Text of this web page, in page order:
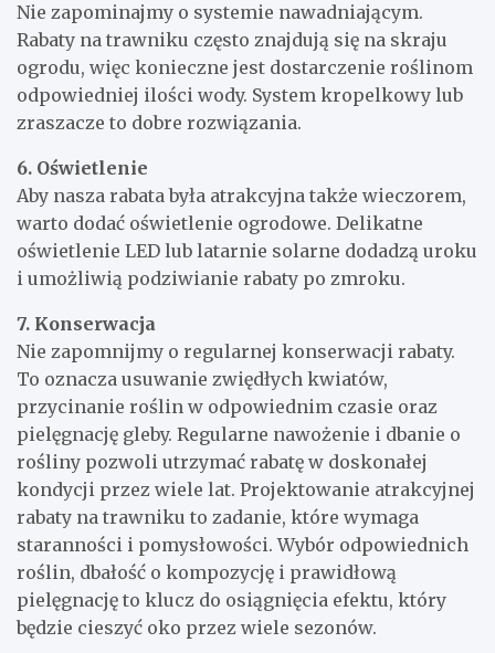
Nie zapominajmy o systemie nawadniającym.
Rabaty na trawniku często znajdują się na skraju
ogrodu, więc konieczne jest dostarczenie roślinom
odpowiedniej ilości wody. System kropelkowy lub
zraszacze to dobre rozwiązania.
6. Oświetlenie
Aby nasza rabata była atrakcyjna także wieczorem,
warto dodać oświetlenie ogrodowe. Delikatne
oświetlenie LED lub latarnie solarne dodadzą uroku
i umożliwią podziwianie rabaty po zmroku.
7. Konserwacja
Nie zapomnijmy o regularnej konserwacji rabaty.
To oznacza usuwanie zwiędłych kwiatów,
przycinanie roślin w odpowiednim czasie oraz
pielęgnację gleby. Regularne nawożenie i dbanie o
rośliny pozwoli utrzymać rabatę w doskonałej
kondycji przez wiele lat. Projektowanie atrakcyjnej
rabaty na trawniku to zadanie, które wymaga
staranności i pomysłowości. Wybór odpowiednich
roślin, dbałość o kompozycję i prawidłową
pielęgnację to klucz do osiągnięcia efektu, który
będzie cieszyć oko przez wiele sezonów.